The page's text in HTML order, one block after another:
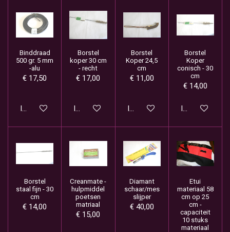
Binddraad
500 gr. 5 mm
-alu
€ 17,50
In winkelwagen
Borstel
koper 30 cm
- recht
€ 17,00
In winkelwagen
Borstel
Koper 24,5
cm
€ 11,00
In winkelwagen
Borstel
Koper
conisch - 30
cm
€ 14,00
In
Borstel
staal fijn - 30
cm
€ 14,00
Creanmate -
hulpmiddel
poetsen
matriaal
€ 15,00
Diamant
schaar/mes
slijper
€ 40,00
Etui
materiaal 58
cm op 25
cm -
capaciteit
10 stuks
materiaal